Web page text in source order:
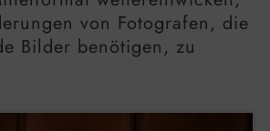
von Fotografen, die
Bilder benötigen, zu